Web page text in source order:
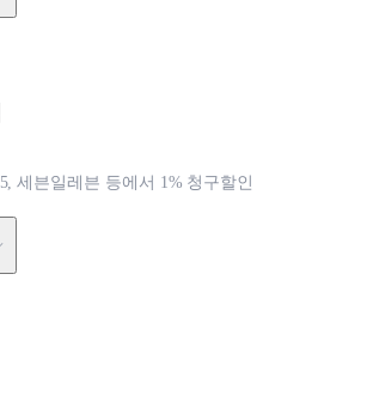
세븐일레븐 등에서 1% 청구할인